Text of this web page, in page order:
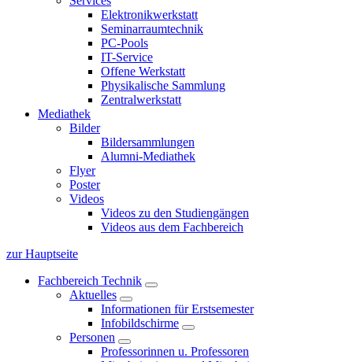
Elektronikwerkstatt
Seminarraumtechnik
PC-Pools
IT-Service
Offene Werkstatt
Physikalische Sammlung
Zentralwerkstatt
Mediathek
Bilder
Bildersammlungen
Alumni-Mediathek
Flyer
Poster
Videos
Videos zu den Studiengängen
Videos aus dem Fachbereich
zur Hauptseite
Fachbereich Technik
Aktuelles
Informationen für Erstsemester
Infobildschirme
Personen
Professorinnen u. Professoren